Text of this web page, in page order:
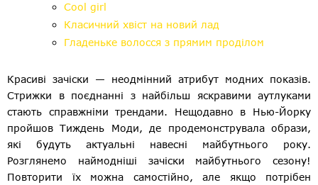
Cool girl
Класичний хвіст на новий лад
Гладеньке волосся з прямим проділом
Красиві зачіски — неодмінний атрибут модних показів.
Стрижки в поєднанні з найбільш яскравими аутлуками
стають справжніми трендами. Нещодавно в Нью-Йорку
пройшов Тиждень Моди, де продемонструвала образи,
які будуть актуальні навесні майбутнього року.
Розглянемо наймодніші зачіски майбутнього сезону!
Повторити їх можна самостійно, але якщо потрібен